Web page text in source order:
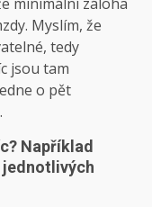
Myslím, že
tedy
jsou tam
o pět
Například
jednotlivých